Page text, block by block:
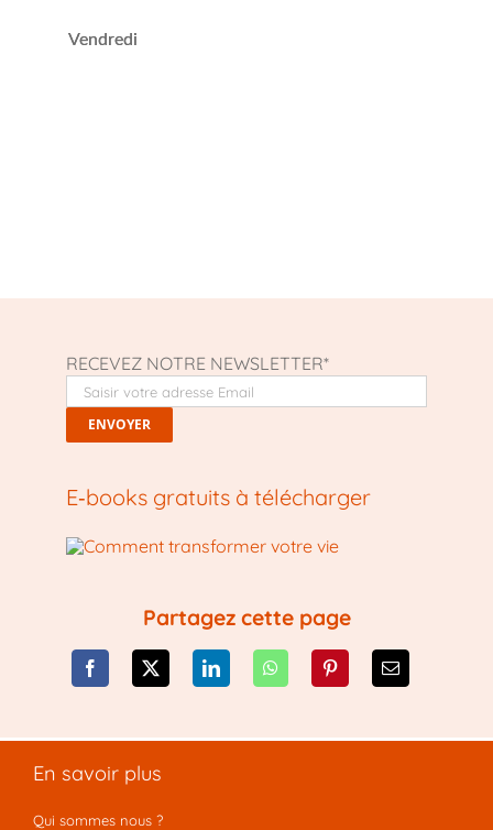
Vendredi
RECEVEZ NOTRE NEWSLETTER*
E‑books gratuits à télécharger
Partagez cette page
En savoir plus
Qui sommes nous ?